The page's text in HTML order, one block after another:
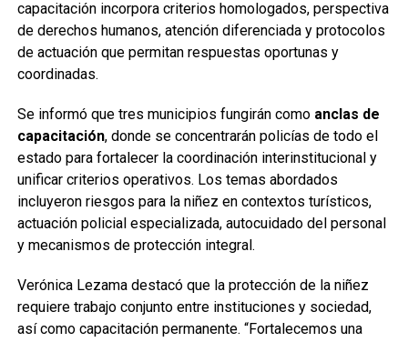
capacitación incorpora criterios homologados, perspectiva
de derechos humanos, atención diferenciada y protocolos
de actuación que permitan respuestas oportunas y
coordinadas.
Se informó que tres municipios fungirán como anclas de
capacitación, donde se concentrarán policías de todo el
estado para fortalecer la coordinación interinstitucional y
unificar criterios operativos. Los temas abordados
incluyeron riesgos para la niñez en contextos turísticos,
actuación policial especializada, autocuidado del personal
y mecanismos de protección integral.
Verónica Lezama destacó que la protección de la niñez
requiere trabajo conjunto entre instituciones y sociedad,
así como capacitación permanente. “Fortalecemos una